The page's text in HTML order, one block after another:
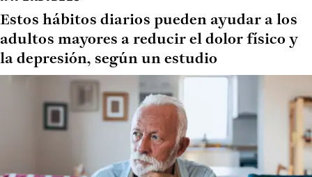
Estos hábitos diarios pueden ayudar a los
adultos mayores a reducir el dolor físico y
la depresión, según un estudio